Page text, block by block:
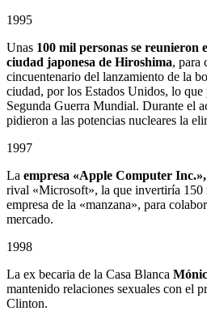
1995
Unas 100 mil personas se reunieron
ciudad japonesa de Hiroshima, para
cincuentenario del lanzamiento de la
ciudad, por los Estados Unidos, lo
Segunda Guerra Mundial. Durante el
pidieron a las potencias nucleares la
1997
La empresa «Apple Computer Inc.»,
rival «Microsoft», la que invertiría 150
empresa de la «manzana», para
mercado.
1998
La ex becaria de la Casa Blanca
mantenido relaciones sexuales con el
Clinton.